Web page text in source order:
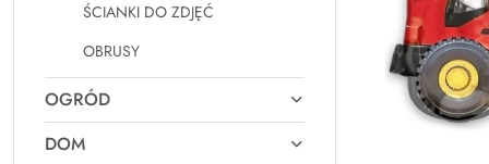
ŚCIANKI DO ZDJĘĆ
OBRUSY
OGRÓD
DOM